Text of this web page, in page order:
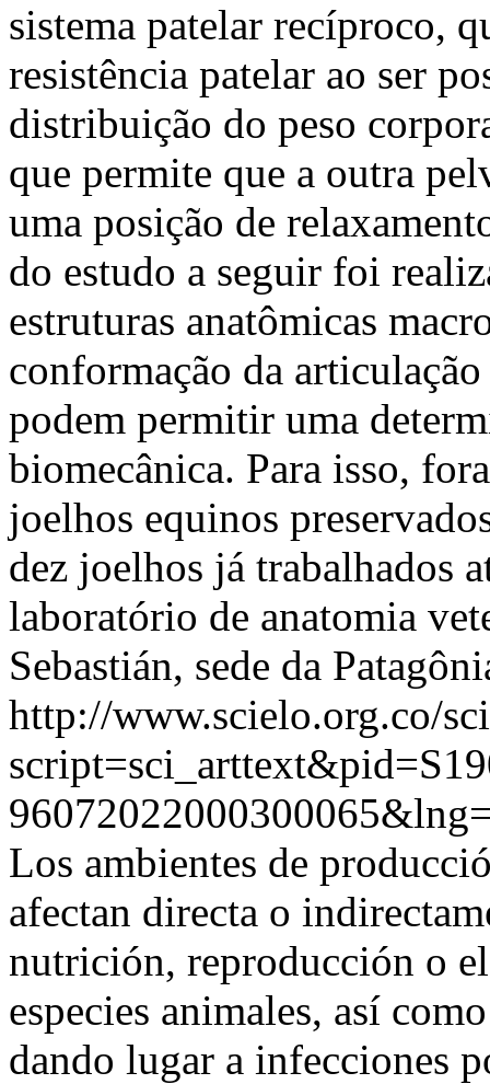
sistema patelar recíproco,
resistência patelar ao ser
distribuição do peso
que permite que a outra
uma posição de
do estudo a seguir foi
estruturas anatômicas
conformação da
podem permitir uma
biomecânica. Para isso,
joelhos equinos
dez joelhos já trabalhados
laboratório de anatomia
Sebastián, sede da
http://www.scielo.org.co/
Los ambientes de
afectan directa o
nutrición, reproducción o
especies animales, así
dando lugar a infecciones